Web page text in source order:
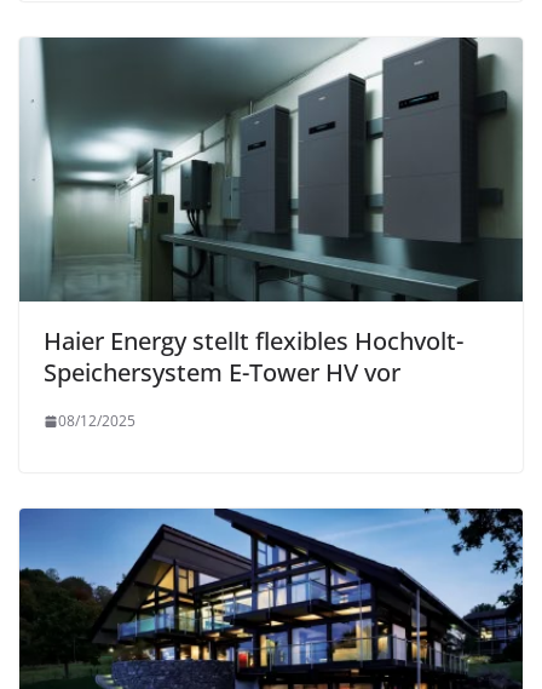
Haier Energy stellt flexibles Hochvolt-
Speichersystem E-Tower HV vor
08/12/2025